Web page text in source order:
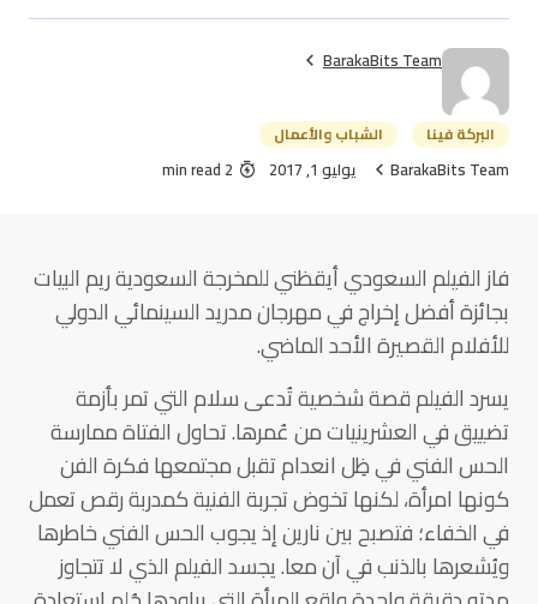
BarakaBits Team
البركة فينا الشباب والأعمال
BarakaBits Team يوليو 1, 2017 2 min read
فاز الفيلم السعودي أيقظني للمخرجة السعودية ريم البيات
بجائزة أفضل إخراج في مهرجان مدريد السينمائي الدولي
للأفلام القصيرة الأحد الماضي.
يسرد الفيلم قصة شخصية تُدعى سلام التي تمر بأزمة
تضييق في العشرينيات من عُمرها. تحاول الفتاة ممارسة
الحس الفني في ظِل انعدام تقبل مجتمعها فكرة الفن
كونها امرأة، لكنها تخوض تجربة الفنية كمدربة رقص تعمل
في الخفاء؛ فتصبح بين نارين إذ يجوب الحس الفني خاطرها
ويُشعرها بالذنب في آن معا. يجسد الفيلم الذي لا تتجاوز